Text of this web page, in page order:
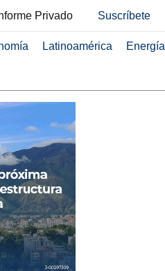
Privado Suscríbete
Latinoamérica Energía